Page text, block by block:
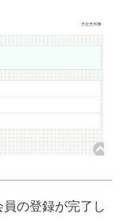
の登録が完了し